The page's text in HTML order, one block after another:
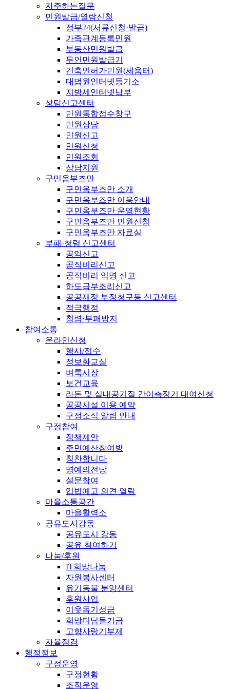
자주하는질문
민원발급/열람신청
정부24(서류신청·발급)
가족관계등록민원
부동산민원발급
무인민원발급기
건축인허가민원(세움터)
대법원인터넷등기소
지방세인터넷납부
상담신고센터
민원통합접수창구
민원상담
민원신고
민원신청
민원조회
상담지원
구민옴부즈만
구민옴부즈만 소개
구민옴부즈만 이용안내
구민옴부즈만 운영현황
구민옴부즈만 민원신청
구민옴부즈만 자료실
부패·청렴 신고센터
공익신고
공직비리신고
공직비리 익명 신고
하도급부조리신고
공공재정 부정청구등 신고센터
적극행정
청렴·부패방지
참여소통
온라인신청
행사/접수
정보화교실
벼룩시장
보건교육
라돈 및 실내공기질 간이측정기 대여신청
공공시설 이용 예약
구정소식 알림 안내
구정참여
정책제안
주민예산참여방
칭찬합니다
명예의전당
설문참여
입법예고 의견 열람
마을소통공간
마을활력소
공유도시강동
공유도시 강동
공유 참여하기
나눔/후원
IT희망나눔
자원봉사센터
유기동물 분양센터
후원사업
이웃돕기성금
희망디딤돌기금
고향사랑기부제
자율점검
행정정보
구정운영
구정현황
조직운영